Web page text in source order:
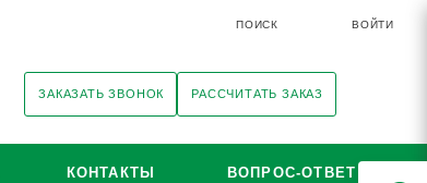
ПОИСК ВОЙТИ
ЗАКАЗАТЬ ЗВОНОК РАССЧИТАТЬ ЗАКАЗ
КОНТАКТЫ ВОПРОС-ОТВЕТ